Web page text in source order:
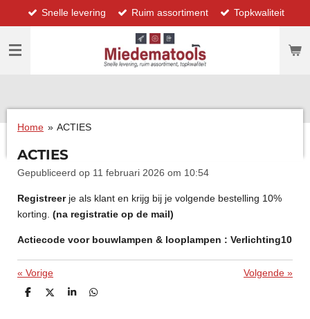
direct
naar
hoofdinhoud
Snelle levering Ruim assortiment Topkwaliteit
Home » ACTIES
ACTIES
Gepubliceerd op 11 februari 2026 om 10:54
Registreerje als klant en krijg bij je volgende bestelling 10%
korting. (na registratie op de mail)
Actiecode voor bouwlampen & looplampen : Verlichting10
« Vorige Volgende »
D
D
S
D